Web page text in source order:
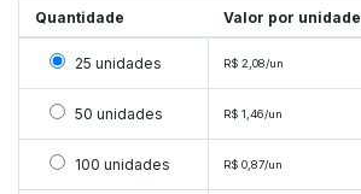
Quantidade Valor por unidade
Selecionar 25 unidades
25 unidades R$ 2,08/un
Selecionar 50 unidades
50 unidades R$ 1,46/un
Selecionar 100 unidades
100 unidades R$ 0,87/un